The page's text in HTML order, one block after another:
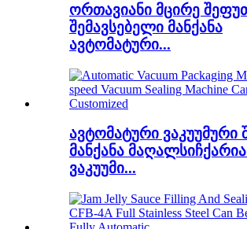
ორთავიანი მცირე
შემავსებელი მანქანა
ავტომატური...
ავტომატური ვაკუუმური
მანქანა
ვაკუუმი...